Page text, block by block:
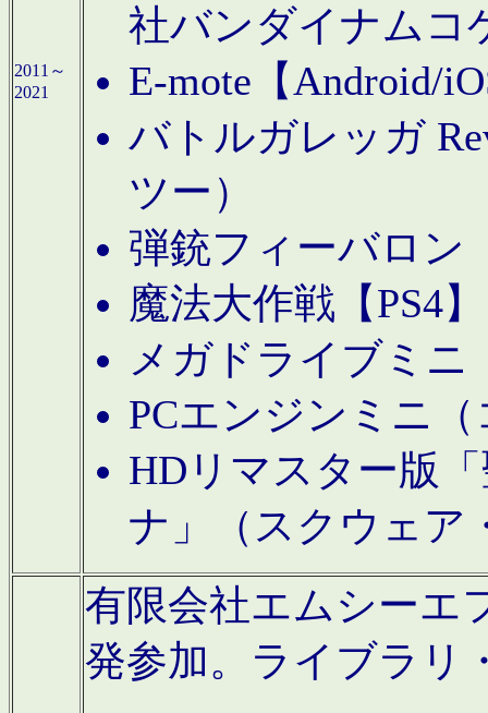
2011～
2021
社バンダイナムコ
E-mote【Android/
バトルガレッガ
ツー）
弾銃フィーバロン
魔法大作戦【PS4
メガドライブミニ
PCエンジンミニ
HDリマスター版
ナ」（スクウェア
有限会社エムシーエ
発参加。ライブラリ